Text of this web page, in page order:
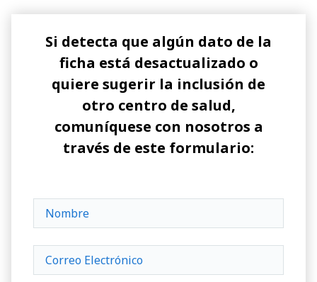
Si detecta que algún dato de la
ficha está desactualizado o
quiere sugerir la inclusión de
otro centro de salud,
comuníquese con nosotros a
través de este formulario: